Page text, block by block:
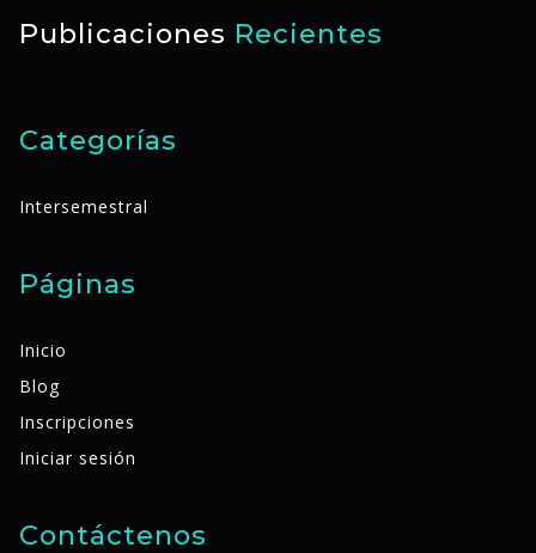
Publicaciones Recientes
Categorías
Intersemestral
Páginas
Inicio
Blog
Inscripciones
Iniciar sesión
Contáctenos